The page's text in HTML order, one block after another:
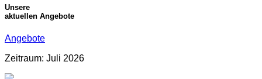
Unsere
aktuellen Angebote
Angebote
Zeitraum: Juli 2026